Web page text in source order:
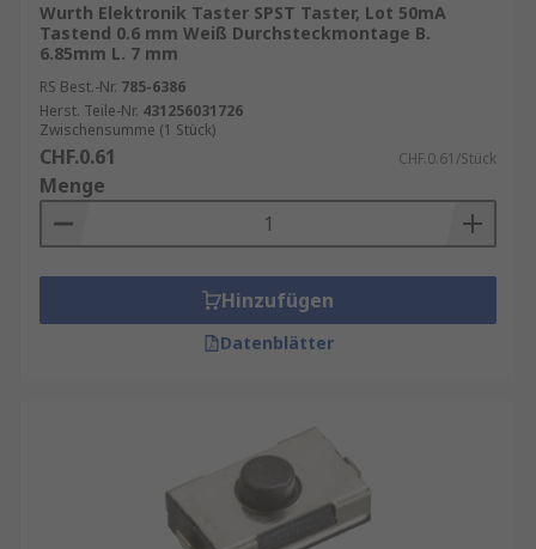
Wurth Elektronik Taster SPST Taster, Lot 50mA
Tastend 0.6 mm Weiß Durchsteckmontage B.
6.85mm L. 7 mm
RS Best.-Nr. 785-6386
Herst. Teile-Nr. 431256031726
Zwischensumme (1 Stück)
CHF.0.61 CHF.0.61/Stück
Menge
Hinzufügen
Datenblätter